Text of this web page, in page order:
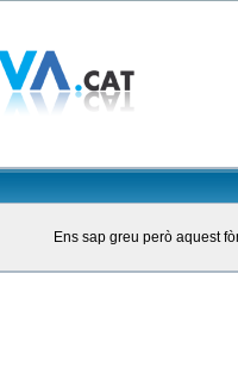
Ens sap greu però aquest